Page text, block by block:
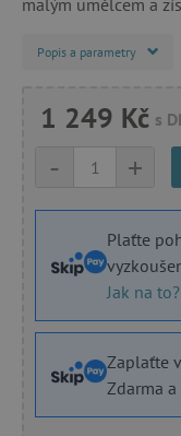
Popis a parametry
1 249 Kč s
+
-
Plaťte
Jak na to?
Zaplaťte
Zdarma